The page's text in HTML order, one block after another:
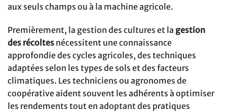
aux seuls champs ou à la machine agricole.
Premièrement, la gestion des cultures et la gestion
des récoltes nécessitent une connaissance
approfondie des cycles agricoles, des techniques
adaptées selon les types de sols et des facteurs
climatiques. Les techniciens ou agronomes de
coopérative aident souvent les adhérents à optimiser
les rendements tout en adoptant des pratiques